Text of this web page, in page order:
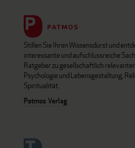
Stillen Sie Ihren Wissensdurst und
interessante und aufschlussreiche
Ratgeber zu gesellschaftlich
Psychologie und Lebensgestaltung,
Spiritualität.
Patmos Verlag